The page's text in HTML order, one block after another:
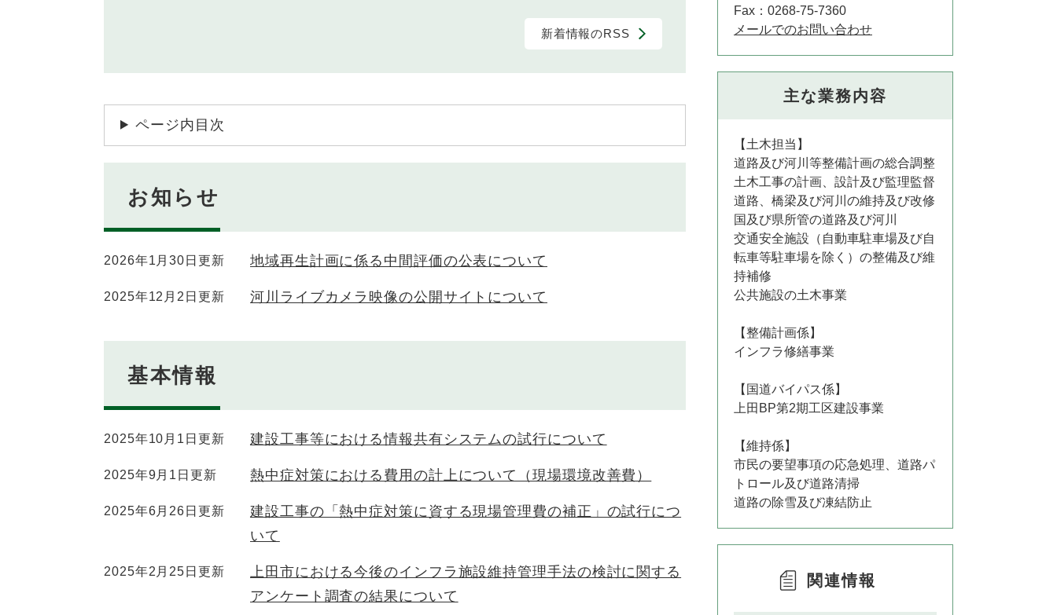
新着情報のRSS
ページ内目次
お知らせ
2026年1月30日更新 地域再生計画に係る中間評価の公表について
2025年12月2日更新 河川ライブカメラ映像の公開サイトについて
基本情報
2025年10月1日更新 建設工事等における情報共有システムの試行について
2025年9月1日更新 熱中症対策における費用の計上について（現場環境改善費）
2025年6月26日更新
建設工事の「熱中症対策に資する現場管理費の補正」の試行につ
いて
2025年2月25日更新
上田市における今後のインフラ施設維持管理手法の検討に関する
アンケート調査の結果について
Fax：0268-75-7360
メールでのお問い合わせ
主な業務内容
【土木担当】
道路及び河川等整備計画の総合調整
土木工事の計画、設計及び監理監督
道路、橋梁及び河川の維持及び改修
国及び県所管の道路及び河川
交通安全施設（自動車駐車場及び自
転車等駐車場を除く）の整備及び維
持補修
公共施設の土木事業
【整備計画係】
インフラ修繕事業
【国道バイパス係】
上田BP第2期工区建設事業
【維持係】
市民の要望事項の応急処理、道路パ
トロール及び道路清掃
道路の除雪及び凍結防止
関連情報